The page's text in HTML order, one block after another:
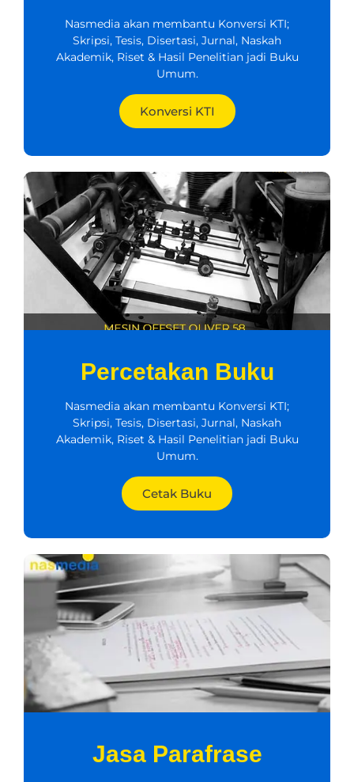
Nasmedia akan membantu Konversi KTI;
Skripsi, Tesis, Disertasi, Jurnal, Naskah
Akademik, Riset & Hasil Penelitian jadi Buku
Umum.
Konversi KTI
Percetakan Buku
Nasmedia akan membantu Konversi KTI;
Skripsi, Tesis, Disertasi, Jurnal, Naskah
Akademik, Riset & Hasil Penelitian jadi Buku
Umum.
Cetak Buku
Jasa Parafrase